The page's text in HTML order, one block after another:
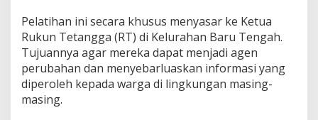
Pelatihan ini secara khusus menyasar ke Ketua
Rukun Tetangga (RT) di Kelurahan Baru Tengah.
Tujuannya agar mereka dapat menjadi agen
perubahan dan menyebarluaskan informasi yang
diperoleh kepada warga di lingkungan masing-
masing.